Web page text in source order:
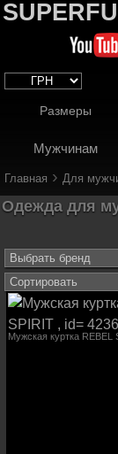
Размеры
Мужчинам
Главная › Для
Одежда для
Мужская куртка REBEL